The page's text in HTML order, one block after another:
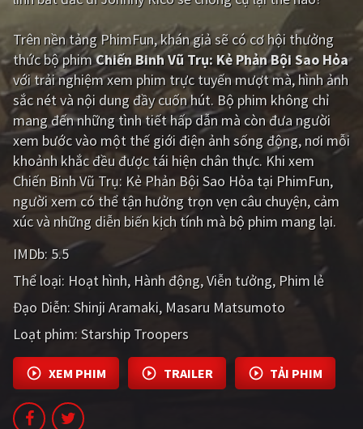
Gia đình
Bí ẩn Lịch sử
Viễn Tây Tiểu sử
GameShow DramaTV
QUỐC GIA
Âu - Mỹ Trung Quốc - Hồng Kông
Tổng hợp
CẬP NHẬT
PHIM MỚI
PHIM BỘ
Trên nền tảng PhimFun, khán giả sẽ có cơ hội thưởng
thức bộ phimChiến Binh Vũ Trụ: Kẻ Phản Bội Sao Hỏa
với trải nghiệm xem phim trực tuyến mượt mà, hình ảnh
sắc nét và nội dung đầy cuốn hút. Bộ phim không chỉ
mang đến những tình tiết hấp dẫn mà còn đưa người
xem bước vào một thế giới điện ảnh sống động, nơi mỗi
khoảnh khắc đều được tái hiện chân thực. Khi xem
Chiến Binh Vũ Trụ: Kẻ Phản Bội Sao Hỏa tại PhimFun,
người xem có thể tận hưởng trọn vẹn câu chuyện, cảm
xúc và những diễn biến kịch tính mà bộ phim mang lại.
IMDb: 5.5
Thể loại: Hoạt hình Hành động Viễn tưởng Phim lẻ
Đạo Diễn: Shinji Aramaki Masaru Matsumoto
Loạt phim: Starship Troopers
XEM PHIM TRAILER TẢI PHIM